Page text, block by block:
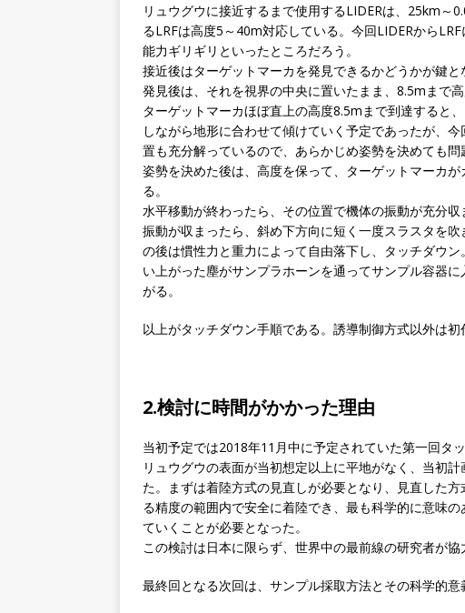
リュウグウに接近するまで使用するLIDERは、25km
るLRFは高度5～40m対応している。今回LIDERから
能力ギリギリといったところだろう。
接近後はターゲットマーカを発見できるかどうかが鍵と
発見後は、それを視界の中央に置いたまま、8.5mまで高
ターゲットマーカほぼ直上の高度8.5mまで到達すると
しながら地形に合わせて傾けていく予定であったが、
置も充分解っているので、あらかじめ姿勢を決めても問
姿勢を決めた後は、高度を保って、ターゲットマーカ
る。
水平移動が終わったら、その位置で機体の振動が充分収
振動が収まったら、斜め下方向に短く一度スラスタを
の後は慣性力と重力によって自由落下し、タッチダウ
い上がった塵がサンプラホーンを通ってサンプル容器
がる。
以上がタッチダウン手順である。誘導制御方式以外は初
2.検討に時間がかかった理由
当初予定では2018年11月中に予定されていた第一回タ
リュウグウの表面が当初想定以上に平地がなく、当初
た。まずは着陸方式の見直しが必要となり、見直した
る精度の範囲内で安全に着陸でき、最も科学的に意味
ていくことが必要となった。
この検討は日本に限らず、世界中の最前線の研究者が協
最終回となる次回は、サンプル採取方法とその科学的意